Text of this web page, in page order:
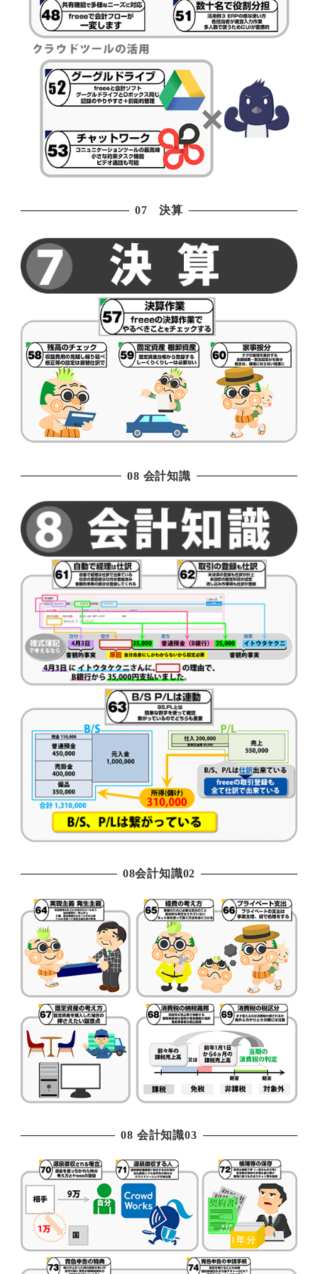
07 決算
08 会計知識
08会計知識02
08 会計知識03